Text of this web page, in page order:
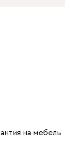
на мебель